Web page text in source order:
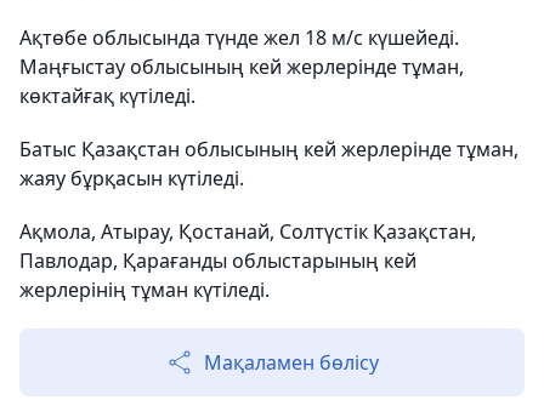
Ақтөбе облысында түнде жел 18 м/с күшейеді.
Маңғыстау облысының кей жерлерінде тұман,
көктайғақ күтіледі.
Батыс Қазақстан облысының кей жерлерінде тұман,
жаяу бұрқасын күтіледі.
Ақмола, Атырау, Қостанай, Солтүстік Қазақстан,
Павлодар, Қарағанды облыстарының кей
жерлерінің тұман күтіледі.
Мақаламен бөлісу